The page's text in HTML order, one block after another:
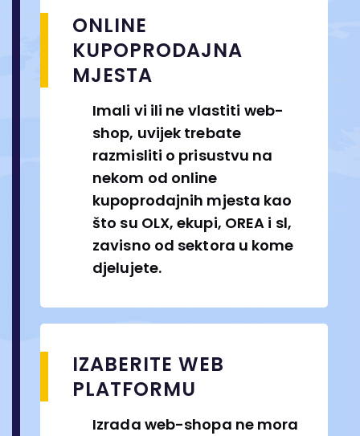
ONLINE
KUPOPRODAJNA
MJESTA
Imali vi ili ne vlastiti web-
shop, uvijek trebate
razmisliti o prisustvu na
nekom od online
kupoprodajnih mjesta kao
što su OLX, ekupi, OREA i sl,
zavisno od sektora u kome
djelujete.
IZABERITE WEB
PLATFORMU
Izrada web-shopa ne mora